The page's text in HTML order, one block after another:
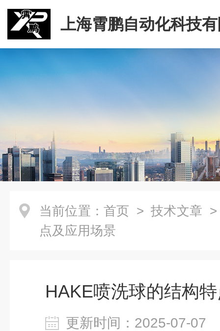
上海霄鹏自动化科技
当前位置： 首页 > 技术文章
点及应用场景
HAKE喷洗球的结构
更新时间：2025-07-